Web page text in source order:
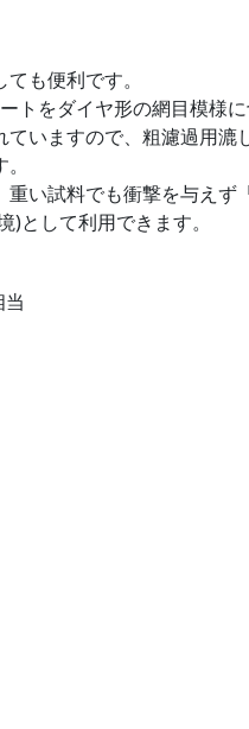
も便利です。
トをダイヤ形の網目模様
ていますので、粗濾過用
重い試料でも衝撃を与え
)として利用できます。